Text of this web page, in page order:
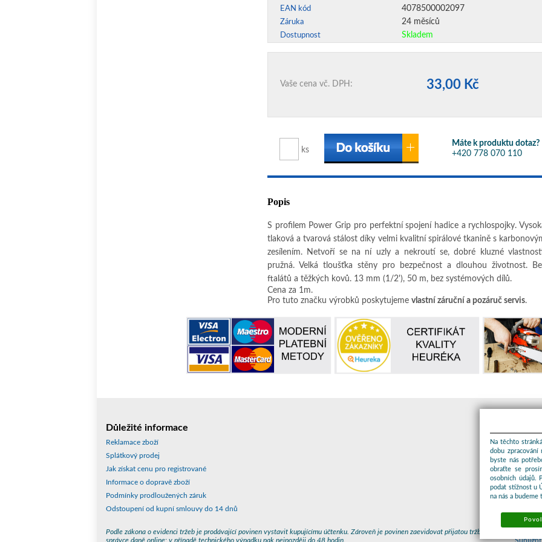
EAN kód 4078500002097
Záruka 24 měsíců
Dostupnost Skladem
Vaše cena vč. DPH: 33,00 Kč
ks
Máte k produktu dotaz?
+420 778 070 110
Popis
S profilem Power Grip pro perfektní spojení hadice a rychlospojky.
tlaková a tvarová stálost díky velmi kvalitní spirálové tkanině s
zesílením. Netvoří se na ní uzly a nekroutí se, dobré kluzné
pružná. Velká tloušťka stěny pro bezpečnost a dlouhou životnost.
ftalátů a těžkých kovů. 13 mm (1/2'), 50 m, bez systémových dílů.
Cena za 1m.
Pro tuto značku výrobků poskytujeme vlastní záruční a pozáruč servis.
Důležité informace
Reklamace zboží
Splátkový prodej
Jak získat cenu pro registrované
Informace o dopravě zboží
Podmínky prodloužených záruk
Odstoupení od kupní smlouvy do 14 dnů
Podle zákona o evidenci tržeb je prodávající povinen vystavit kupujícímu účtenku. Zároveň je povinen zaevidovat přijatou tržbu u
správce daně online; v případě technického výpadku pak nejpozději do 48 hodin.
Sunlight
Na těchto
dobu zpracování
byste nás
obraťte se
osobních údajů.
podat stížnost u
na nás a budeme